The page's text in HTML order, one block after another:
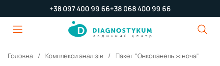
+38 097 400 99 66+38 068 400 99 66
Головна Комплекси аналізів Пакет "Онкопанель жіноча"